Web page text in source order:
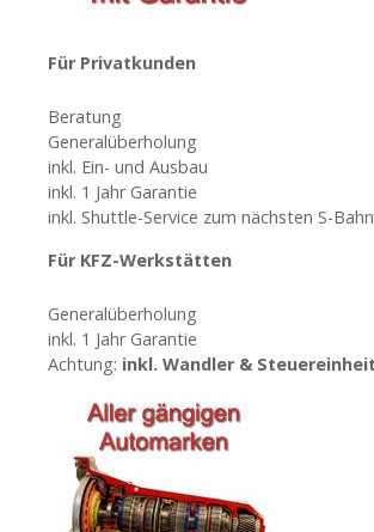
Für Privatkunden
Beratung
Generalüberholung
inkl. Ein- und Ausbau
inkl. 1 Jahr Garantie
inkl. Shuttle-Service zum nächsten S-
Für KFZ-Werkstätten
Generalüberholung
inkl. 1 Jahr Garantie
Achtung: inkl. Wandler & Steuereinheit